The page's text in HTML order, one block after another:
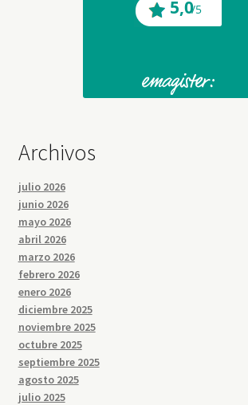
Archivos
julio 2026
junio 2026
mayo 2026
abril 2026
marzo 2026
febrero 2026
enero 2026
diciembre 2025
noviembre 2025
octubre 2025
septiembre 2025
agosto 2025
julio 2025